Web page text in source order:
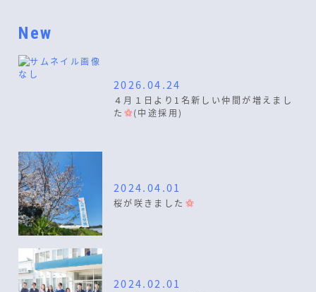
New
2026.04.24
４月１日より1名新しい仲間が増えまし
た
(中途採用)
2024.04.01
桜が咲きました
2024.02.01